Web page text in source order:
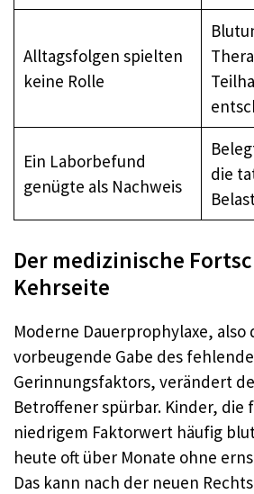
Alltagsfolgen spielten
keine Rolle
Ein Laborbefund
genügte als Nachweis
die
Der medizinische
Kehrseite
Moderne Dauerprophylaxe, also
vorbeugende Gabe des
Gerinnungsfaktors, verändert
Betroffener spürbar. Kinder, die
niedrigem Faktorwert häufig
heute oft über Monate ohne
Das kann nach der neuen